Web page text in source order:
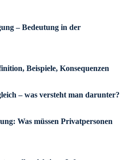
– Bedeutung in der
Beispiele, Konsequenzen
– was versteht man darunter?
Was müssen Privatpersonen